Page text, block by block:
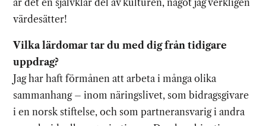
värdesätter!
Vilka lärdomar tar du med dig från tidigare
uppdrag?
Jag har haft förmånen att arbeta i många olika
sammanhang – inom näringslivet, som bidragsgivare
i en norsk stiftelse, och som partneransvarig i andra